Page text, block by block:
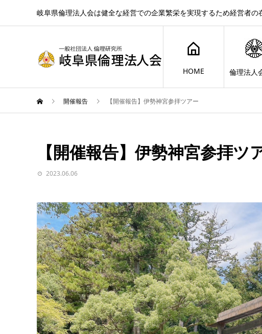
岐阜県倫理法人会は健全な経営での企業繁栄を実現するため経営者
HOME 倫理法人
開催報告 【開催報告】伊勢神宮参拝ツアー
【開催報告】伊勢神宮参拝ツ
2023.06.06